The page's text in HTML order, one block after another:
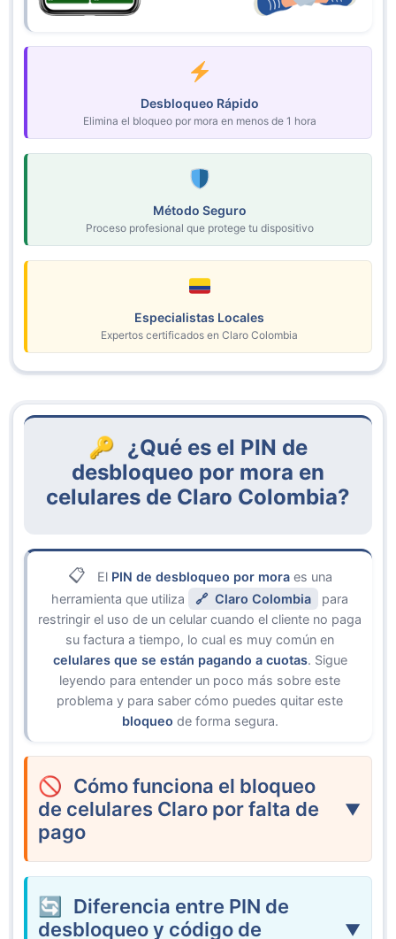
Desbloqueo Rápido
Elimina el bloqueo por mora en menos de 1 hora
Método Seguro
Proceso profesional que protege tu dispositivo
Especialistas Locales
Expertos certificados en Claro Colombia
¿Qué es el PIN de
desbloqueo por mora en
celulares de Claro Colombia?
El PIN de desbloqueo por moraes una
herramienta que utiliza
Claro Colombia
para
restringir el uso de un celular cuando el cliente no paga
su factura a tiempo, lo cual es muy común en
celulares que se están pagando a cuotas. Sigue
leyendo para entender un poco más sobre este
problema y para saber cómo puedes quitar este
bloqueo de forma segura.
Cómo funciona el bloqueo
de celulares Claro por falta de
pago
Diferencia entre PIN de
desbloqueo y código de